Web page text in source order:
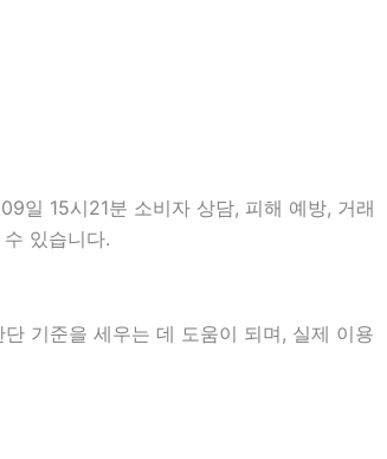
일 15시21분 소비자 상담, 피해 예방, 거래
있습니다.
기준을 세우는 데 도움이 되며, 실제 이용